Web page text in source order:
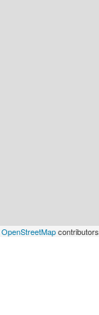
OpenStreetMapcontributors